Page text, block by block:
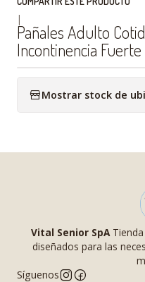
|
Pañales Adulto
Incontinencia Fuerte
Mostrar stock de
Vital Senior SpATienda
diseñados para las
Síguenos